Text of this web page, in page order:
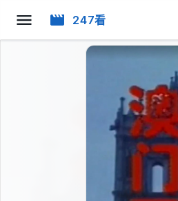
247看